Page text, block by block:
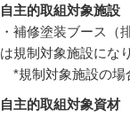
自主的取組対象施設
・補修塗装ブース（
は規制対象施設にな
*規制対象施設の場
自主的取組対象資材